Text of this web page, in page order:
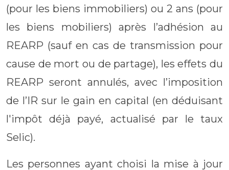
(pour les biens immobiliers) ou 2 ans (pour
les biens mobiliers) après l’adhésion au
REARP (sauf en cas de transmission pour
cause de mort ou de partage), les effets du
REARP seront annulés, avec l’imposition
de l’IR sur le gain en capital (en déduisant
l'impôt déjà payé, actualisé par le taux
Selic).
Les personnes ayant choisi la mise à jour